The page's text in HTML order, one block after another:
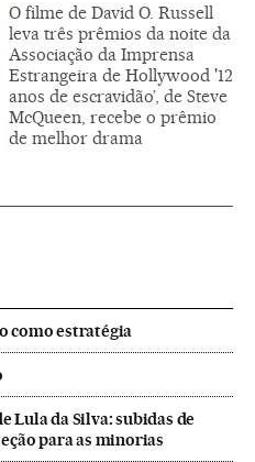
O filme de David O. Russell
leva três prêmios da noite da
Associação da Imprensa
Estrangeira de Hollywood '12
anos de escravidão’, de Steve
McQueen, recebe o prêmio
de melhor drama
como estratégia
Lula da Silva: subidas de
para as minorias